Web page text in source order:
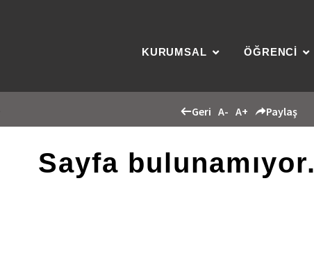
KURUMSAL ÖĞRENCİ
Geri A- A+ Paylaş
Sayfa bulunamıyor.